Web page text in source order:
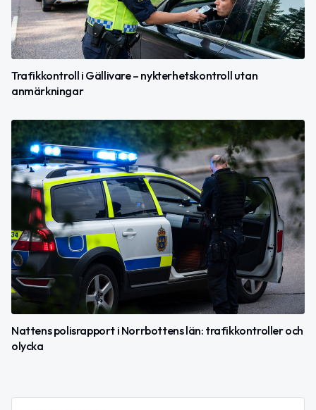
Trafikkontroll i Gällivare – nykterhetskontroll utan
anmärkningar
Nattens polisrapport i Norrbottens län: trafikkontroller och
olycka